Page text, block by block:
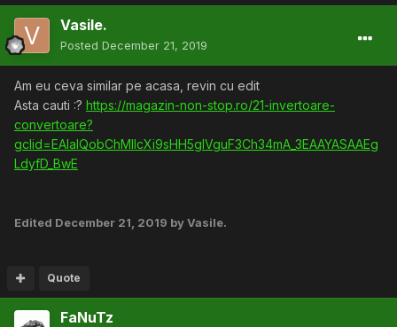
Vasile.
Posted December 21, 2019
Am eu ceva similar pe acasa, revin cu edit
Asta cauti :? https://magazin-non-stop.ro/21-invertoare-
convertoare?
gclid=EAIaIQobChMIlcXi9sHH5gIVguF3Ch34mA_3EAAYASAAEg
LdyfD_BwE
Edited December 21, 2019 by Vasile.
Quote
FaNuTz